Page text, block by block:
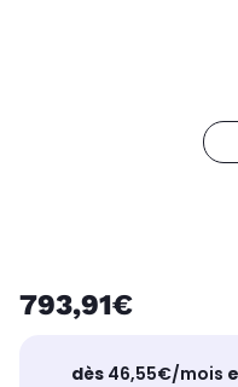
793,91€
dès 46,55€/mois